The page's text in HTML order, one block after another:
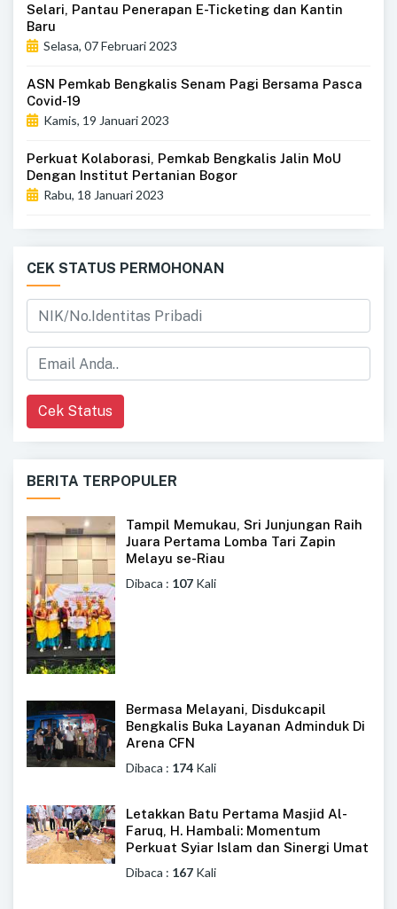
Selari, Pantau Penerapan E-Ticketing dan Kantin
Baru
Selasa, 07 Februari 2023
ASN Pemkab Bengkalis Senam Pagi Bersama Pasca
Covid-19
Kamis, 19 Januari 2023
Perkuat Kolaborasi, Pemkab Bengkalis Jalin MoU
Dengan Institut Pertanian Bogor
Rabu, 18 Januari 2023
CEK STATUS PERMOHONAN
Cek Status
BERITA TERPOPULER
Tampil Memukau, Sri Junjungan Raih
Juara Pertama Lomba Tari Zapin
Melayu se-Riau
Dibaca : 107 Kali
Bermasa Melayani, Disdukcapil
Bengkalis Buka Layanan Adminduk Di
Arena CFN
Dibaca : 174 Kali
Letakkan Batu Pertama Masjid Al-
Faruq, H. Hambali: Momentum
Perkuat Syiar Islam dan Sinergi Umat
Dibaca : 167 Kali